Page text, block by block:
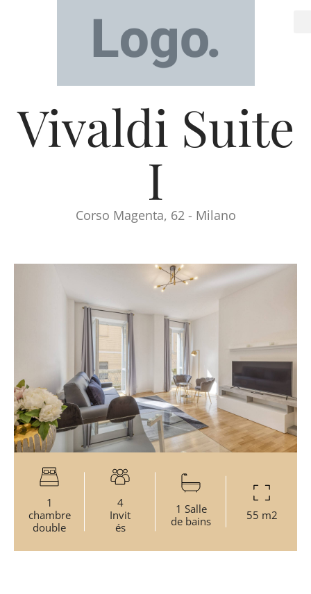
Vivaldi Suite
I
Corso Magenta, 62 - Milano
1
chambre
double
4
Invit
és
1 Salle
de bains
55 m2